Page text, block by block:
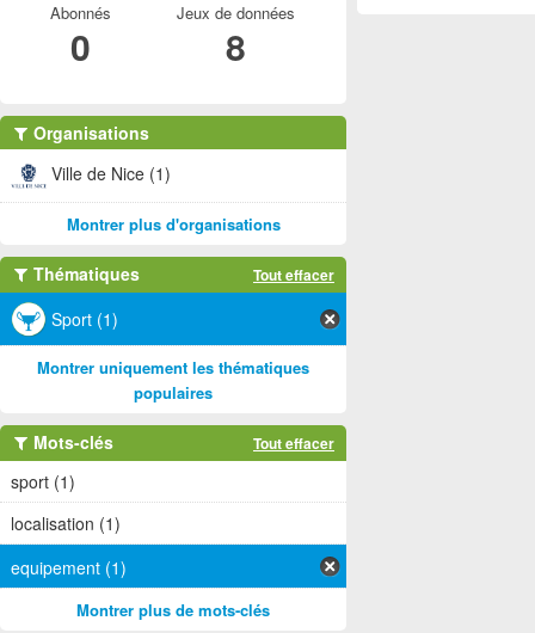
Abonnés
0
Jeux de données
8
Organisations
Ville de Nice (1)
Montrer plus d'organisations
Thématiques Tout effacer
Sport (1)
Montrer uniquement les thématiques
populaires
Mots-clés Tout effacer
sport (1)
localisation (1)
equipement (1)
Montrer plus de mots-clés